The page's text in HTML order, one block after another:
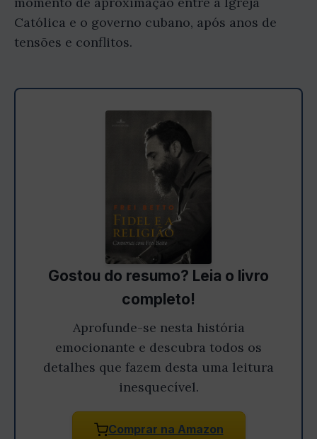
Católica e o governo cubano, após anos de
tensões e conflitos.
Gostou do resumo? Leia o livro
completo!
Aprofunde-se nesta história
emocionante e descubra todos os
detalhes que fazem desta uma leitura
inesquecível.
Comprar na Amazon